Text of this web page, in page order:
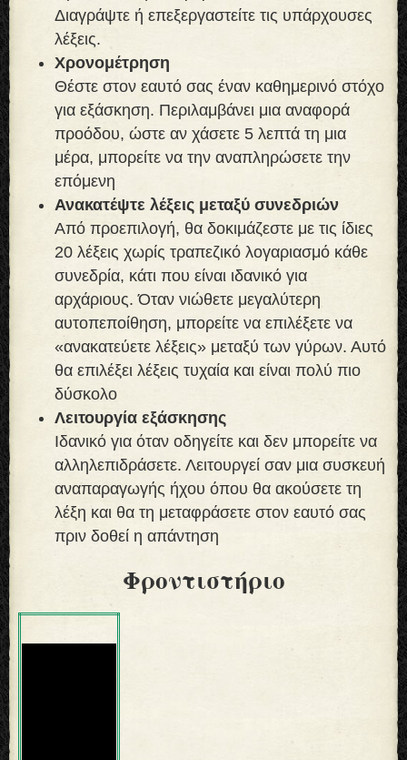
Διαγράψτε ή επεξεργαστείτε τις υπάρχουσες
λέξεις.
Χρονομέτρηση
Θέστε στον εαυτό σας έναν καθημερινό στόχο
για εξάσκηση. Περιλαμβάνει μια αναφορά
προόδου, ώστε αν χάσετε 5 λεπτά τη μια
μέρα, μπορείτε να την αναπληρώσετε την
επόμενη
Ανακατέψτε λέξεις μεταξύ συνεδριών
Από προεπιλογή, θα δοκιμάζεστε με τις ίδιες
20 λέξεις χωρίς τραπεζικό λογαριασμό κάθε
συνεδρία, κάτι που είναι ιδανικό για
αρχάριους. Όταν νιώθετε μεγαλύτερη
αυτοπεποίθηση, μπορείτε να επιλέξετε να
«ανακατεύετε λέξεις» μεταξύ των γύρων. Αυτό
θα επιλέξει λέξεις τυχαία και είναι πολύ πιο
δύσκολο
Λειτουργία εξάσκησης
Ιδανικό για όταν οδηγείτε και δεν μπορείτε να
αλληλεπιδράσετε. Λειτουργεί σαν μια συσκευή
αναπαραγωγής ήχου όπου θα ακούσετε τη
λέξη και θα τη μεταφράσετε στον εαυτό σας
πριν δοθεί η απάντηση
Φροντιστήριο